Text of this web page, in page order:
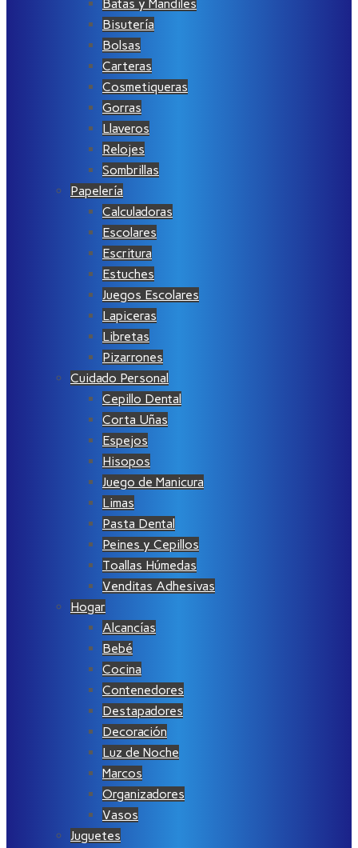
Batas y Mandiles
Bisutería
Bolsas
Carteras
Cosmetiqueras
Gorras
Llaveros
Relojes
Sombrillas
Papelería
Calculadoras
Escolares
Escritura
Estuches
Juegos Escolares
Lapiceras
Libretas
Pizarrones
Cuidado Personal
Cepillo Dental
Corta Uñas
Espejos
Hisopos
Juego de Manicura
Limas
Pasta Dental
Peines y Cepillos
Toallas Húmedas
Venditas Adhesivas
Hogar
Alcancías
Bebé
Cocina
Contenedores
Destapadores
Decoración
Luz de Noche
Marcos
Organizadores
Vasos
Juguetes